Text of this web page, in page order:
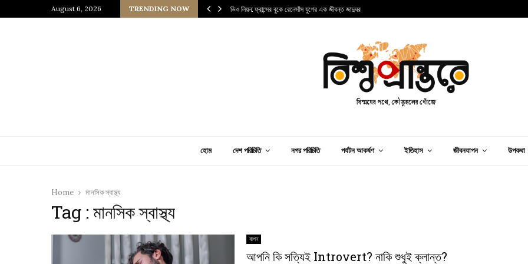
August 6, 2026 TRENDING NOW
জাপানি আধ্যাত্মিকতার ছোঁয়া ভিও লিয়ন: ফ্রান্সের বুকে রেনেসাঁস যুগের এক জীবন্ত জাদুঘর
হোম দেশ পরিচিতি নগর পরিচিতি পর্যটন আকর্ষণ ইতিহাস জীবনযাপন উপকথা
Home মানসিক স্বাস্থ্য
Tag : মানসিক স্বাস্থ্য
যাপন
আপনি কি সত্যিই Introvert? নাকি শুধুই ক্লান্ত?